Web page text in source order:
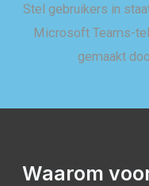
Stel gebruikers in
Microsoft Teams-
gemaakt
Waarom